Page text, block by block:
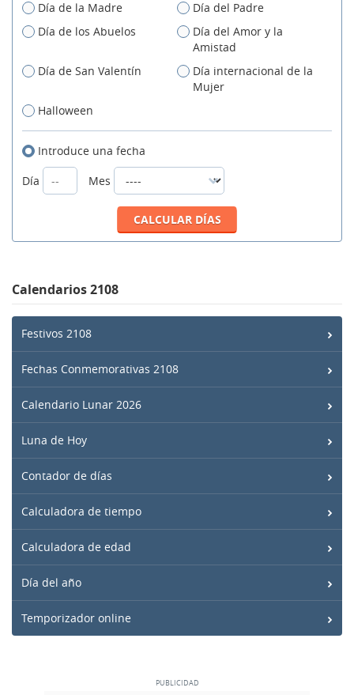
Día de la Madre
Día del Padre
Día de los Abuelos
Día del Amor y la
Amistad
Día de San Valentín
Día internacional de la
Mujer
Halloween
Introduce una fecha
Día
Mes
Calendarios 2108
Festivos 2108
Fechas Conmemorativas 2108
Calendario Lunar 2026
Luna de Hoy
Contador de días
Calculadora de tiempo
Calculadora de edad
Día del año
Temporizador online